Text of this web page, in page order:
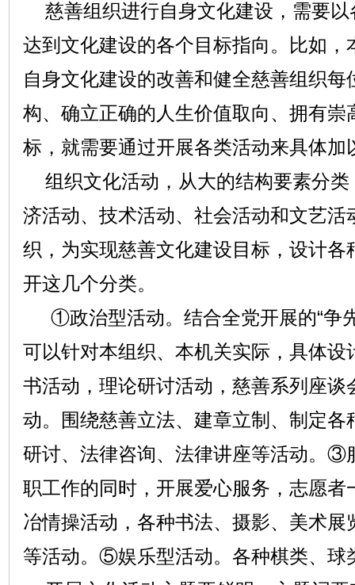
慈善组织进行自身文化建设，需要以
达到文化建设的各个目标指向。比如，
自身文化建设的改善和健全慈善组织每
构、确立正确的人生价值取向、拥有崇
标，就需要通过开展各类活动来具体加
组织文化活动，从大的结构要素分类
济活动、技术活动、社会活动和文艺活
织，为实现慈善文化建设目标，设计各
开这几个分类。
①政治型活动。结合全党开展的“争
可以针对本组织、本机关实际，具体设
书活动，理论研讨活动，慈善系列座
动。围绕慈善立法、建章立制、制定各
研讨、法律咨询、法律讲座等活动。③
职工作的同时，开展爱心服务，志愿
冶情操活动，各种书法、摄影、美术展
等活动。⑤娱乐型活动。各种棋类、球